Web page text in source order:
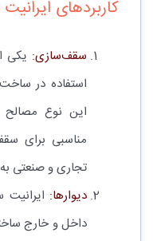
کاربردهای
سقف‌سازی: یکی
استفاده در
این نوع مصالح
مناسبی برای
تجاری و صنعتی
دیوارها:
داخل و خارج